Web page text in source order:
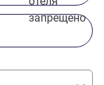
запрещено